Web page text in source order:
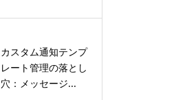
カスタム通知テンプ
レート管理の落とし
穴：メッセージ...